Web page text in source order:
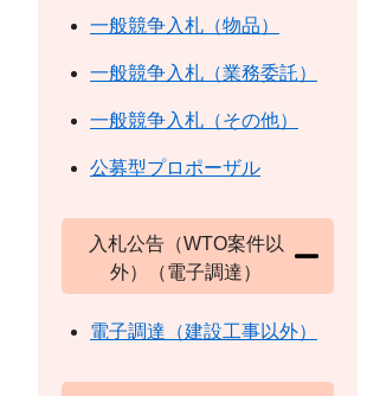
一般競争入札（物品）
一般競争入札（業務委託）
一般競争入札（その他）
公募型プロポーザル
入札公告（WTO案件以
外）（電子調達）
電子調達（建設工事以外）